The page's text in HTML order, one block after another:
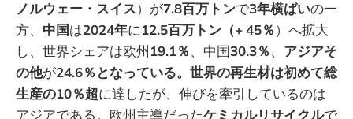
ノルウェー・スイス）が7.8百万トンで3年横ばいの一
方、 中国は2024年に12.5百万トン（+45％）へ拡大
し、世界シェアは欧州19.1％、中国30.3％、 アジアそ
の他が24.6％となっている。世界の再生材は初めて総
生産の10％超に達したが、伸びを牽引しているのは
アジアである。欧州主導だったケミカルリサイクルで